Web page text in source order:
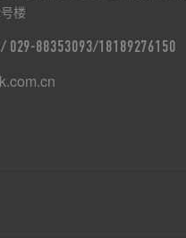
楼
029-88353093/18189276150